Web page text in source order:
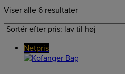
Viser alle 6 resultater
Netpris